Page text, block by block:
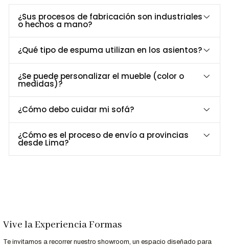
Materiales de
Alta Calidad
Tapizado en Piel de Potro, textura única y
sofisticada.
Base Robusta
Estructura de madera maciza y patas
resistentes con acabado premium.
Dimensiones y Especificaciones
EspecificaciónDetalle
Largo
64 cm
Ancho
60 cm
79 cm
Estructura
Madera maciza
¿Te gustaría otro acabado o tapiz?
Contáctanos al 952-998-747y personaliza laButaca
¿Sus procesos de fabricación son industriales
o hechos a mano?
¿Qué tipo de espuma utilizan en los asientos?
¿Se puede personalizar el mueble (color o
medidas)?
¿Cómo debo cuidar mi sofá?
¿Cómo es el proceso de envío a provincias
desde Lima?
Vive la Experiencia Formas
Te invitamos a recorrer nuestro showroom, un espacio diseñado para